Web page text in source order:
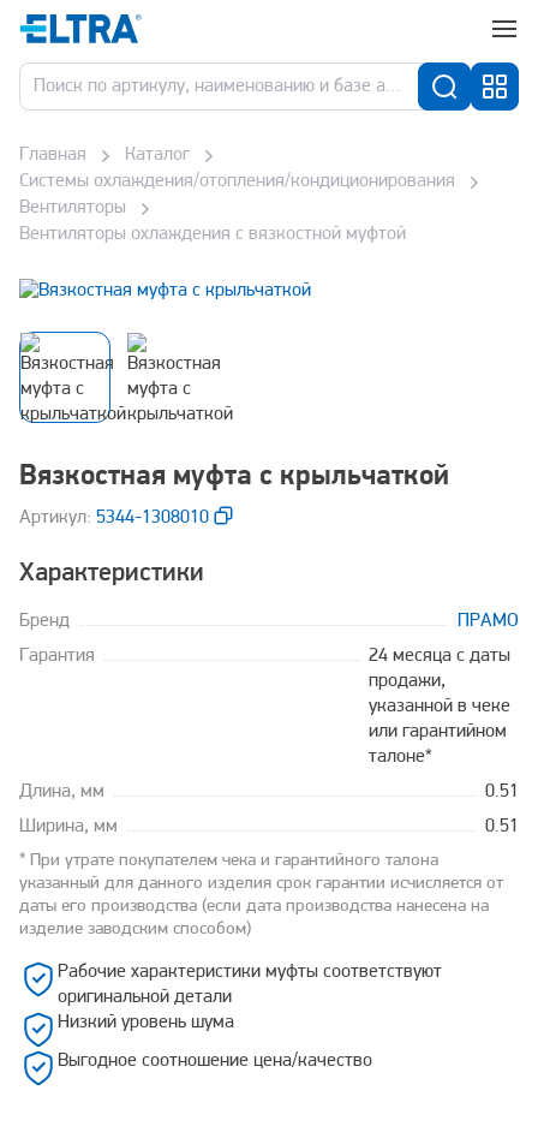
Главная
Каталог
Системы охлаждения/отопления/кондиционирования
Вентиляторы
Вентиляторы охлаждения с вязкостной муфтой
Вязкостная муфта с крыльчаткой
Aртикул: 5344-1308010
Характеристики
Бренд
ПРАМО
Гарантия
24 месяца с даты
продажи,
указанной в чеке
или гарантийном
талоне*
Длина, мм
0.51
Ширина, мм
0.51
* При утрате покупателем чека и гарантийного талона
указанный для данного изделия срок гарантии исчисляется от
даты его производства (если дата производства нанесена на
изделие заводским способом)
Рабочие характеристики муфты соответствуют
оригинальной детали
Низкий уровень шума
Выгодное соотношение цена/качество